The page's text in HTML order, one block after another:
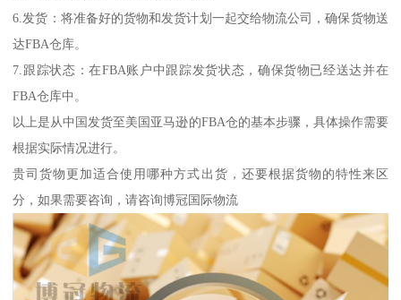
6.发货：将准备好的货物和发货计划一起交给物流公司，确保货物送
达FBA仓库。
7.跟踪状态：在FBA账户中跟踪发货状态，确保货物已经送达并在
FBA仓库中。
以上是从中国发货至美国亚马逊的FBA仓的基本步骤，具体操作需要
根据实际情况进行。
贵司货物更加适合使用哪种方式出货，还要根据货物的特性来区
分，如果需要咨询，请咨询博冠国际物流